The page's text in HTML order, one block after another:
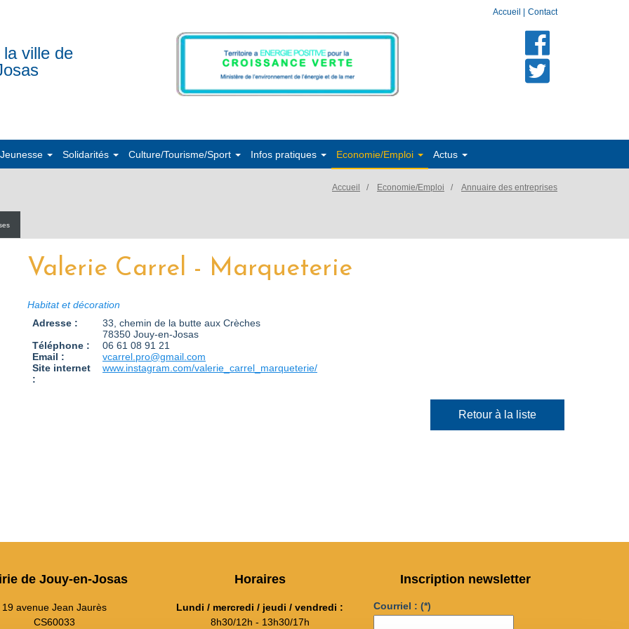
Accueil Contact
ville de
Solidarités Culture/Tourisme/Sport Infos pratiques Economie/Emploi Actus
Accueil Economie/Emploi Annuaire des entreprises
Valerie Carrel - Marqueterie
Habitat et décoration
Adresse :
33, chemin de la butte aux Crèches
78350 Jouy-en-Josas
Téléphone :
06 61 08 91 21
Email :
vcarrel.pro@gmail.com
Site internet
:
www.instagram.com/valerie_carrel_marqueterie/
Retour à la liste
de Jouy-en-Josas
19 avenue Jean Jaurès
CS60033
Horaires
Lundi / mercredi / jeudi / vendredi :
8h30/12h - 13h30/17h
Inscription newsletter
Courriel : (*)